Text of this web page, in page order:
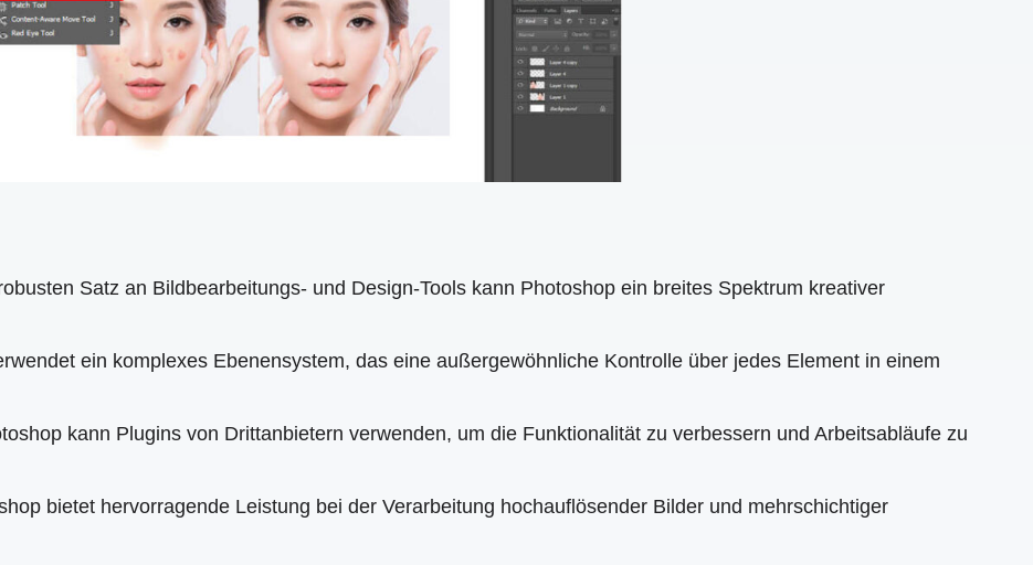
Satz an Bildbearbeitungs- und Design-Tools kann Photoshop ein breites Spektrum kreativer
ein komplexes Ebenensystem, das eine außergewöhnliche Kontrolle über jedes Element in einem
kann Plugins von Drittanbietern verwenden, um die Funktionalität zu verbessern und Arbeitsabläufe zu
bietet hervorragende Leistung bei der Verarbeitung hochauflösender Bilder und mehrschichtiger